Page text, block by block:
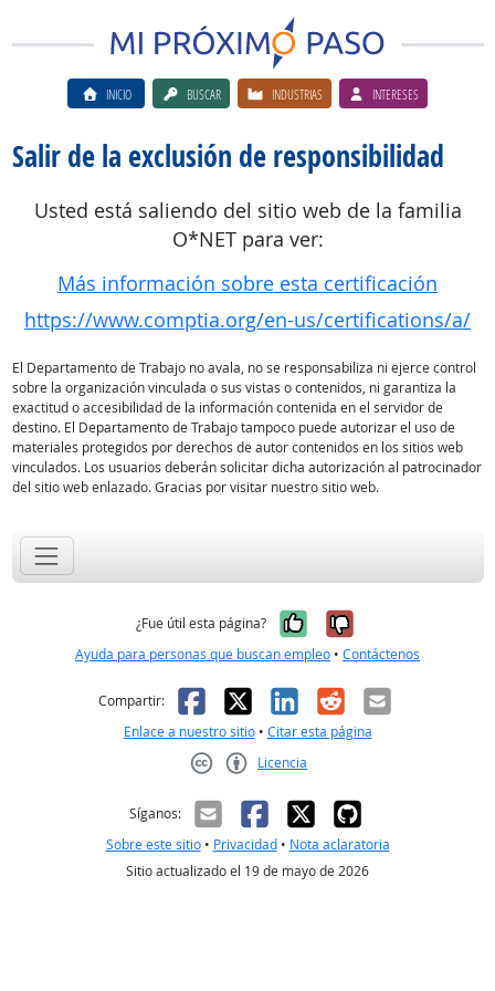
INICIO BUSCAR INDUSTRIAS INTERESES
Salir de la exclusión de responsibilidad
Usted está saliendo del sitio web de la familia
O*NET para ver:
Más información sobre esta certificación
https://www.comptia.org/en-us/certifications/a/
El Departamento de Trabajo no avala, no se responsabiliza ni ejerce control
sobre la organización vinculada o sus vistas o contenidos, ni garantiza la
exactitud o accesibilidad de la información contenida en el servidor de
destino. El Departamento de Trabajo tampoco puede autorizar el uso de
materiales protegidos por derechos de autor contenidos en los sitios web
vinculados. Los usuarios deberán solicitar dicha autorización al patrocinador
del sitio web enlazado. Gracias por visitar nuestro sitio web.
¿Fue útil esta página? Sí, fue útil
No, no fue
Ayuda para personas que buscan empleo • Contáctenos
Compartir: Facebook
X LinkedIn
RedditCorreo
Enlace a nuestro sitio• Citar esta página
Licencia
Síganos:
Sobre este sitio• Privacidad• Nota aclaratoria
Sitio actualizado el 19 de mayo de 2026